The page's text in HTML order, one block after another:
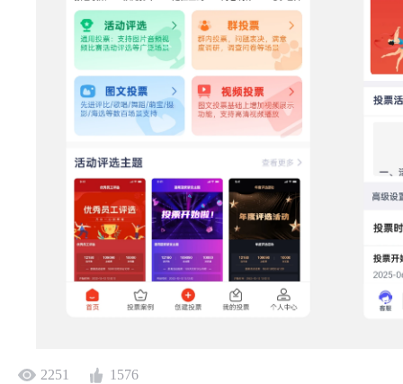
2251 1576